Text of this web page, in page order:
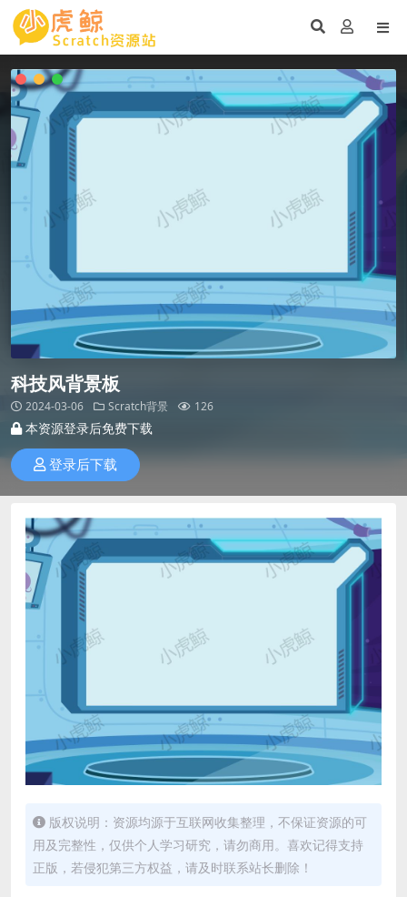
科技风背景板
2024-03-06 Scratch背景 126
本资源登录后免费下载
登录后下载
版权说明：资源均源于互联网收集整理，不保证资源的可
用及完整性，仅供个人学习研究，请勿商用。喜欢记得支持
正版，若侵犯第三方权益，请及时联系站长删除！